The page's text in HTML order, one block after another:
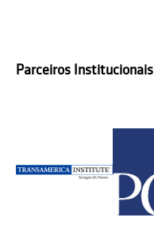
Parceiros Institucionais